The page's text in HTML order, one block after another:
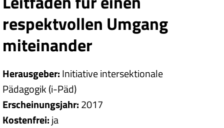
respektvollen Umgang
miteinander
Herausgeber Initiative intersektionale
Pädagogik (i-Päd)
Erscheinungsjahr 2017
Kostenfrei ja